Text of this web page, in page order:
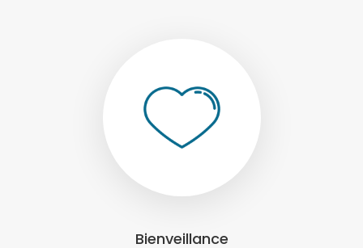
Bienveillance